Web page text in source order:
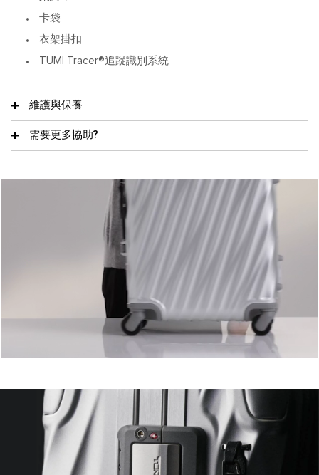
卡袋
衣架掛扣
TUMI Tracer®追蹤識別系統
維護與保養
需要更多協助?